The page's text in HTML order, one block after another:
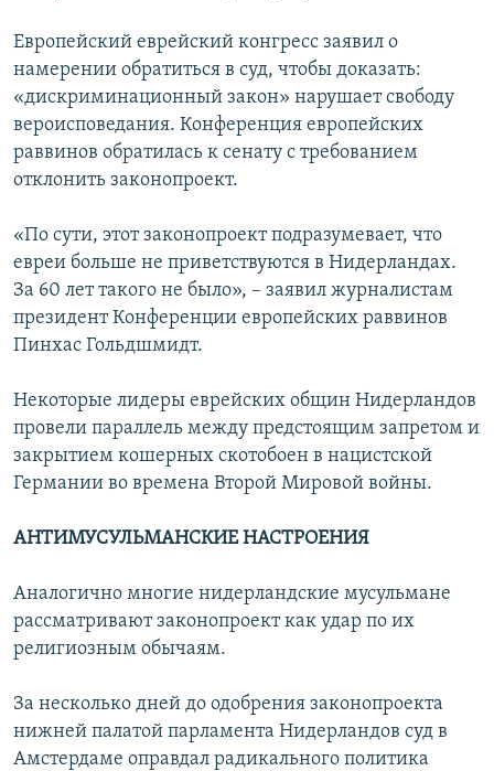
Европейский еврейский конгресс заявил о
намерении обратиться в суд, чтобы доказать:
«дискриминационный закон» нарушает свободу
вероисповедания. Конференция европейских
раввинов обратилась к сенату с требованием
отклонить законопроект.
«По сути, этот законопроект подразумевает, что
евреи больше не приветствуются в Нидерландах.
За 60 лет такого не было», – заявил журналистам
президент Конференции европейских раввинов
Пинхас Гольдшмидт.
Некоторые лидеры еврейских общин Нидерландов
провели параллель между предстоящим запретом и
закрытием кошерных скотобоен в нацистской
Германии во времена Второй Мировой войны.
АНТИМУСУЛЬМАНСКИЕ НАСТРОЕНИЯ
Аналогично многие нидерландские мусульмане
рассматривают законопроект как удар по их
религиозным обычаям.
За несколько дней до одобрения законопроекта
нижней палатой парламента Нидерландов суд в
Амстердаме оправдал радикального политика